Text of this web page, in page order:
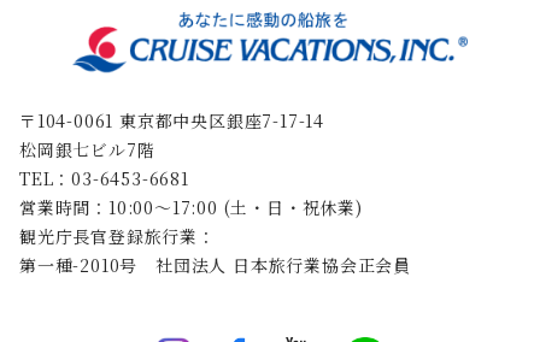
〒104-0061 東京都中央区銀座7-17-14
松岡銀七ビル7階
TEL：03-6453-6681
営業時間：10:00〜17:00 (土・日・祝休業)
観光庁長官登録旅行業：
第一種-2010号 社団法人 日本旅行業協会正会員